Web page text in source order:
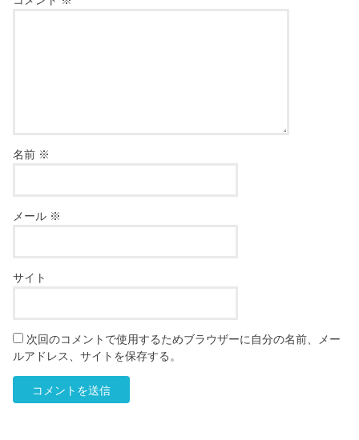
名前 ※
メール ※
サイト
次回のコメントで使用するためブラウザーに自分の名前、メー
ルアドレス、サイトを保存する。